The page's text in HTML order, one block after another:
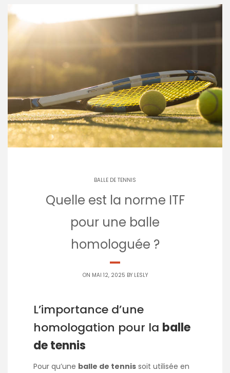
BALLE DE TENNIS
Quelle est la norme ITF
pour une balle
homologuée ?
ON MAI 12, 2025 BY LESLY
L’importance d’une
homologation pour la balle
de tennis
Pour qu’une balle de tennis soit utilisée en